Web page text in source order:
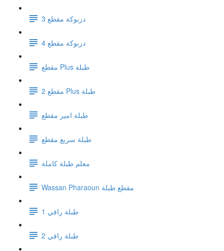
دربوكة مقطع 3
دربوكة مقطع 4
مقطع Plus طبلة
مقطع 2 Plus طبلة
طبلة امير مقطع
طبلة سريع مقطع
معلم طبلة كاملة
Wassan Pharaoun مقطع طبلة
1 طبلة رافي
طبلة رافي 2